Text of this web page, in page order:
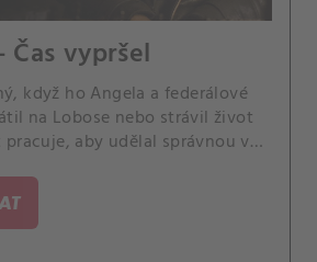
Čas vypršel
když ho Angela a federálové
na Lobose nebo strávil život
aby udělal správnou věc